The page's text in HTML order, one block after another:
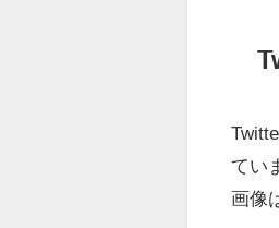
てい
画像